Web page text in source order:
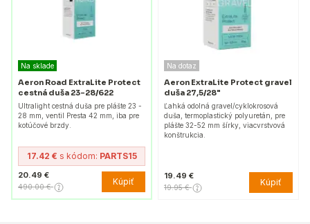
Na sklade
Aeron Road ExtraLite Protect
cestná duša 23-28/622
Ultralight cestná duša pre plášte 23 -
28 mm, ventil Presta 42 mm, iba pre
kotúčové brzdy.
17.42 € s kódom: PARTS15
20.49 €
490.00 € Kúpiť
Na dotaz
Aeron ExtraLite Protect gravel
duša 27,5/28"
Ľahká odolná gravel/cyklokrosová
duša, termoplastický polyuretán, pre
plášte 32-52 mm šírky, viacvrstvová
konštrukcia.
19.49 €
19.95 € Kúpiť